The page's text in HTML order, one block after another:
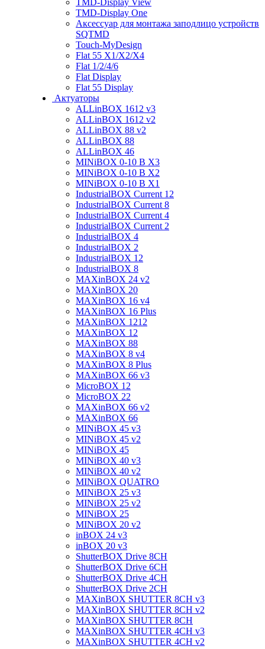
TMD-Display View
TMD-Display One
Аксессуар для монтажа заподлицо устройств
SQTMD
Touch-MyDesign
Flat 55 X1/X2/X4
Flat 1/2/4/6
Flat Display
Flat 55 Display
Актуаторы
ALLinBOX 1612 v3
ALLinBOX 1612 v2
ALLinBOX 88 v2
ALLinBOX 88
ALLinBOX 46
MINiBOX 0-10 В X3
MINiBOX 0-10 В X2
MINiBOX 0-10 В X1
IndustrialBOX Current 12
IndustrialBOX Current 8
IndustrialBOX Current 4
IndustrialBOX Current 2
IndustrialBOX 4
IndustrialBOX 2
IndustrialBOX 12
IndustrialBOX 8
MAXinBOX 24 v2
MAXinBOX 20
MAXinBOX 16 v4
MAXinBOX 16 Plus
MAXinBOX 1212
MAXinBOX 12
MAXinBOX 88
MAXinBOX 8 v4
MAXinBOX 8 Plus
MAXinBOX 66 v3
MicroBOX 12
MicroBOX 22
MAXinBOX 66 v2
MAXinBOX 66
MINiBOX 45 v3
MINiBOX 45 v2
MINiBOX 45
MINiBOX 40 v3
MINiBOX 40 v2
MINiBOX QUATRO
MINiBOX 25 v3
MINiBOX 25 v2
MINiBOX 25
MINiBOX 20 v2
inBOX 24 v3
inBOX 20 v3
ShutterBOX Drive 8CH
ShutterBOX Drive 6CH
ShutterBOX Drive 4CH
ShutterBOX Drive 2CH
MAXinBOX SHUTTER 8CH v3
MAXinBOX SHUTTER 8CH v2
MAXinBOX SHUTTER 8CH
MAXinBOX SHUTTER 4CH v3
MAXinBOX SHUTTER 4CH v2